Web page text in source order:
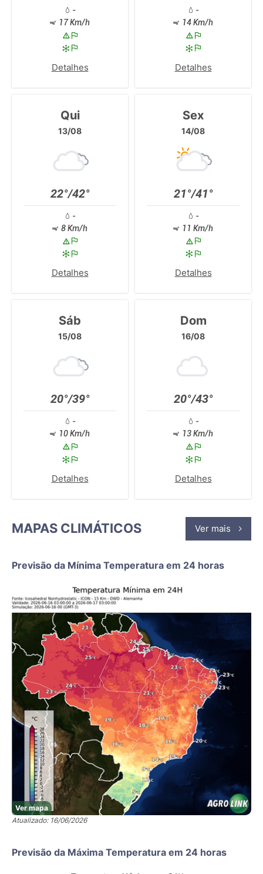
-
17 Km/h
Detalhes
-
14 Km/h
Detalhes
Qui
13/08
22°/42°
-
8 Km/h
Detalhes
Sex
14/08
21°/41°
-
11 Km/h
Detalhes
Sáb
15/08
20°/39°
-
10 Km/h
Detalhes
Dom
16/08
20°/43°
-
13 Km/h
Detalhes
MAPAS CLIMÁTICOS Ver mais
Previsão da Mínima Temperatura em 24 horas
Ver mapa
Atualizado: 16/06/2026
Previsão da Máxima Temperatura em 24 horas